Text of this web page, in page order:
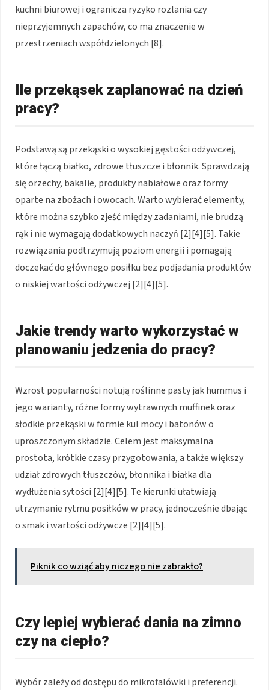
kuchni biurowej i ogranicza ryzyko rozlania czy
nieprzyjemnych zapachów, co ma znaczenie w
przestrzeniach współdzielonych [8].
Ile przekąsek zaplanować na dzień
pracy?
Podstawą są przekąski o wysokiej gęstości odżywczej,
które łączą białko, zdrowe tłuszcze i błonnik. Sprawdzają
się orzechy, bakalie, produkty nabiałowe oraz formy
oparte na zbożach i owocach. Warto wybierać elementy,
które można szybko zjeść między zadaniami, nie brudzą
rąk i nie wymagają dodatkowych naczyń [2][4][5]. Takie
rozwiązania podtrzymują poziom energii i pomagają
doczekać do głównego posiłku bez podjadania produktów
o niskiej wartości odżywczej [2][4][5].
Jakie trendy warto wykorzystać w
planowaniu jedzenia do pracy?
Wzrost popularności notują roślinne pasty jak hummus i
jego warianty, różne formy wytrawnych muffinek oraz
słodkie przekąski w formie kul mocy i batonów o
uproszczonym składzie. Celem jest maksymalna
prostota, krótkie czasy przygotowania, a także większy
udział zdrowych tłuszczów, błonnika i białka dla
wydłużenia sytości [2][4][5]. Te kierunki ułatwiają
utrzymanie rytmu posiłków w pracy, jednocześnie dbając
o smak i wartości odżywcze [2][4][5].
Piknik co wziąć aby niczego nie zabrakło?
Czy lepiej wybierać dania na zimno
czy na ciepło?
Wybór zależy od dostępu do mikrofalówki i preferencji.